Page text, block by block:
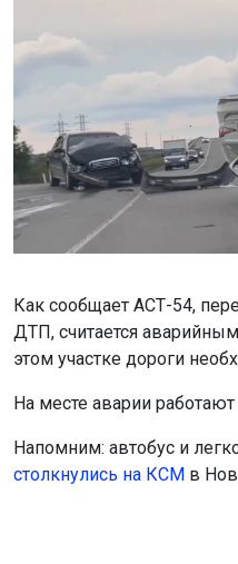
Как сообщает АСТ-54,
ДТП, считается
этом участке дороги
На месте аварии
Напомним: автобус и
столкнулись на КСМ в